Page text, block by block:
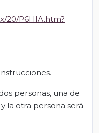
20/P6HIA.htm?
personas, una de
la otra persona será